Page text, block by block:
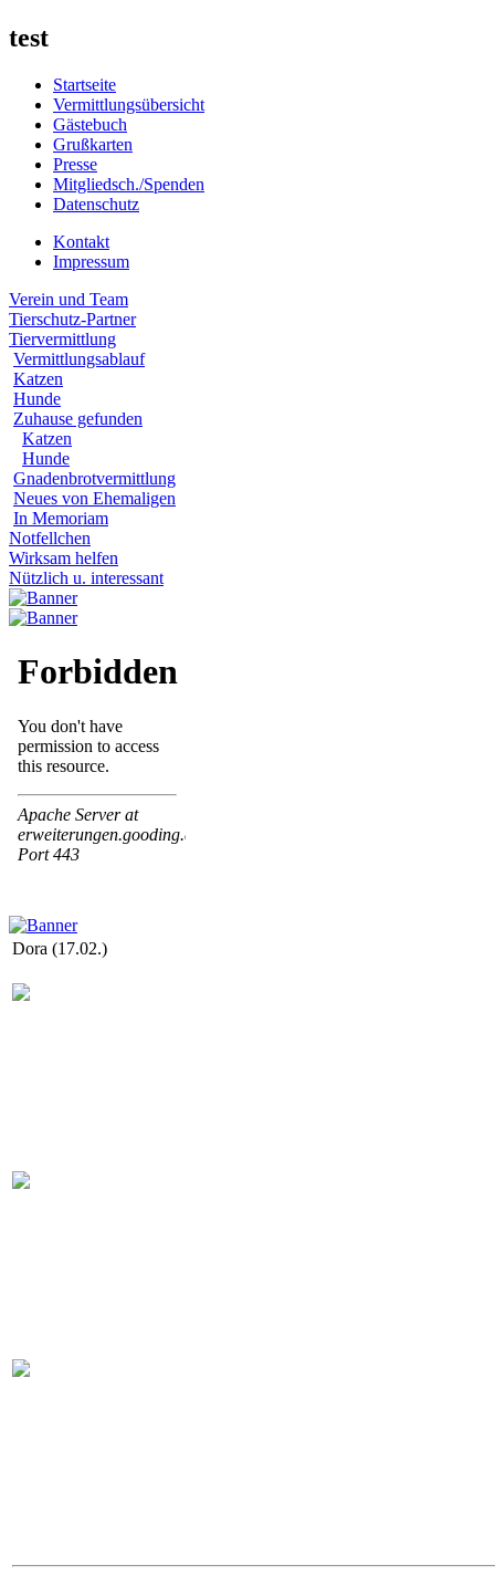
test
Startseite
Vermittlungsübersicht
Gästebuch
Grußkarten
Presse
Mitgliedsch./Spenden
Datenschutz
Kontakt
Impressum
Verein und Team
Tierschutz-Partner
Tiervermittlung
Vermittlungsablauf
Katzen
Hunde
Zuhause gefunden
Katzen
Hunde
Gnadenbrotvermittlung
Neues von Ehemaligen
In Memoriam
Notfellchen
Wirksam helfen
Nützlich u. interessant
Dora (17.02.)